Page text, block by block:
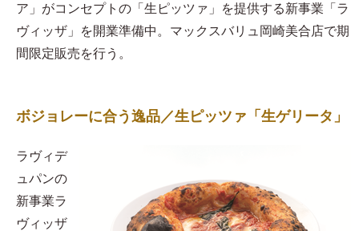
ア」がコンセプトの「生ピッツァ」を提供する新事業「ラ
ヴィッザ」を開業準備中。マックスバリュ岡崎美合店で期
間限定販売を行う。
ボジョレーに合う逸品／生ピッツァ「生ゲリータ」
ラヴィデ
ュパンの
新事業ラ
ヴィッザ